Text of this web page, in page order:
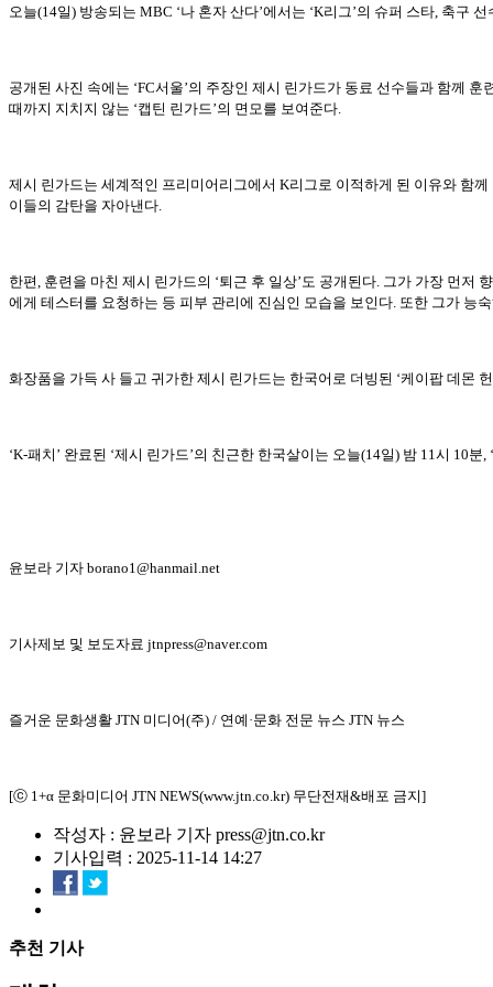
오늘(14일) 방송되는 MBC ‘나 혼자 산다’에서는 ‘K리그’의 슈퍼 스타, 축구
공개된 사진 속에는 ‘FC서울’의 주장인 제시 린가드가 동료 선수들과 함께
때까지 지치지 않는 ‘캡틴 린가드’의 면모를 보여준다.
제시 린가드는 세계적인 프리미어리그에서 K리그로 이적하게 된 이유와 함
이들의 감탄을 자아낸다.
한편, 훈련을 마친 제시 린가드의 ‘퇴근 후 일상’도 공개된다. 그가 가장 먼
에게 테스터를 요청하는 등 피부 관리에 진심인 모습을 보인다. 또한 그가 능
화장품을 가득 사 들고 귀가한 제시 린가드는 한국어로 더빙된 ‘케이팝 데몬
‘K-패치’ 완료된 ‘제시 린가드’의 친근한 한국살이는 오늘(14일) 밤 11시 10분
윤보라 기자 borano1@hanmail.net
기사제보 및 보도자료 jtnpress@naver.com
즐거운 문화생활 JTN 미디어(주) / 연예·문화 전문 뉴스 JTN 뉴스
[ⓒ 1+α 문화미디어 JTN NEWS(www.jtn.co.kr) 무단전재&배포 금지]
작성자 : 윤보라 기자 press@jtn.co.kr
기사입력 : 2025-11-14 14:27
추천 기사